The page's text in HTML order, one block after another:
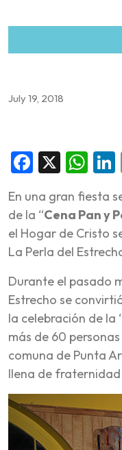
July 19, 2018
X
En una gran fiesta
de la “Cena Pan y
el Hogar de Cristo
La Perla del
Durante el pasado
Estrecho se
la celebración de la
más de 60
comuna de Punta
llena de